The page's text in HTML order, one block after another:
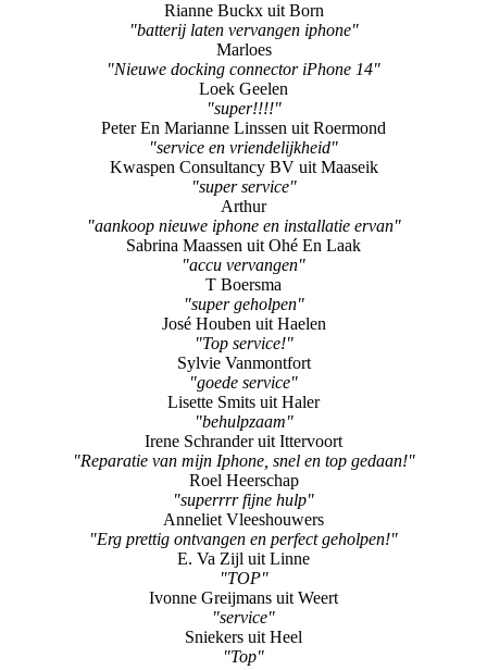
Loek Geelen
"super!!!!"
Peter En Marianne Linssen uit Roermond
"service en vriendelijkheid"
Kwaspen Consultancy BV uit Maaseik
"super service"
Arthur
"aankoop nieuwe iphone en installatie ervan"
Sabrina Maassen uit Ohé En Laak
"accu vervangen"
T Boersma
"super geholpen"
José Houben uit Haelen
"Top service!"
Sylvie Vanmontfort
"goede service"
Lisette Smits uit Haler
"behulpzaam"
Irene Schrander uit Ittervoort
"Reparatie van mijn Iphone, snel en top gedaan!"
Roel Heerschap
"superrrr fijne hulp"
Anneliet Vleeshouwers
"Erg prettig ontvangen en perfect geholpen!"
E. Va Zijl uit Linne
"TOP"
Ivonne Greijmans uit Weert
"service"
Sniekers uit Heel
"Top"
W. Y. Welten
"Vervanging Accu IPhone"
Willem
"Snel en vakkundig"